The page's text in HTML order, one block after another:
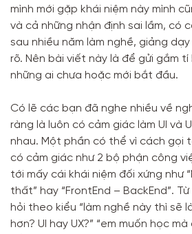
mình mới gặp khái niệm này mình
và cả những nhận định sai lầm, có
sau nhiều năm làm nghề, giảng
rõ. Nên bài viết này là để gửi gắm tí
những ai chưa hoặc mới bắt đầu.
Có lẽ các bạn đã nghe nhiều về
ràng là luôn có cảm giác làm UI và
nhau. Một phần có thể vì cách gọi
có cảm giác như 2 bộ phận công
tới mấy cái khái niệm đối xứng như
thất” hay “FrontEnd – BackEnd”.
hỏi theo kiểu “làm nghề này thì sẽ
hơn? UI hay UX?” “em muốn học